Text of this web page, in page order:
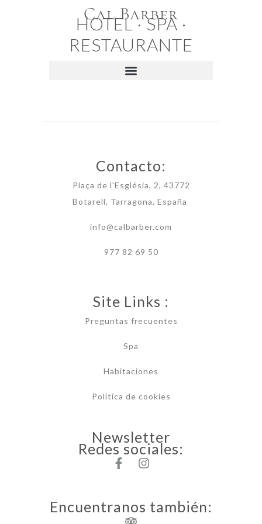
Cal Barber
HOTEL · SPA ·
RESTAURANTE
Contacto:
Plaça de l'Església, 2, 43772
Botarell, Tarragona, España
info@calbarber.com
977 82 69 50
Site Links :
Preguntas frecuentes
Spa
Habitaciones
Política de cookies
Newsletter
Redes sociales:
Encuentranos también: